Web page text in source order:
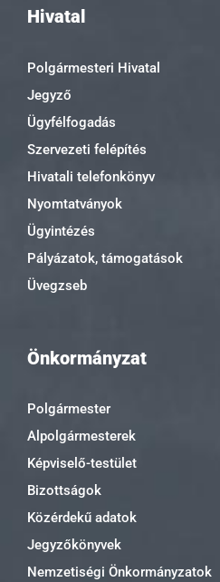
Hivatal
Polgármesteri Hivatal
Jegyző
Ügyfélfogadás
Szervezeti felépítés
Hivatali telefonkönyv
Nyomtatványok
Ügyintézés
Pályázatok, támogatások
Üvegzseb
Önkormányzat
Polgármester
Alpolgármesterek
Képviselő-testület
Bizottságok
Közérdekű adatok
Jegyzőkönyvek
Nemzetiségi Önkormányzatok